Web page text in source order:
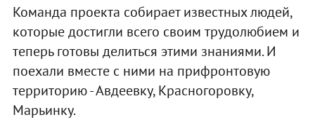
Команда проекта собирает известных людей,
которые достигли всего своим трудолюбием и
теперь готовы делиться этими знаниями. И
поехали вместе с ними на прифронтовую
территорию - Авдеевку, Красногоровку,
Марьинку.